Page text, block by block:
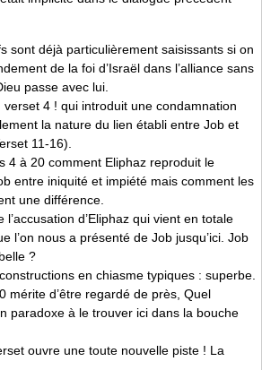
sont déjà particulièrement saisissants si on
de la foi d’Israël dans l’alliance sans
passe avec lui.
4 ! qui introduit une condamnation
la nature du lien établi entre Job et
11-16).
4 à 20 comment Eliphaz reproduit le
entre iniquité et impiété mais comment les
une différence.
d’Eliphaz qui vient en totale
l’on nous a présenté de Job jusqu’ici. Job
?
en chiasme typiques : superbe.
mérite d’être regardé de près, Quel
paradoxe à le trouver ici dans la bouche
ouvre une toute nouvelle piste ! La